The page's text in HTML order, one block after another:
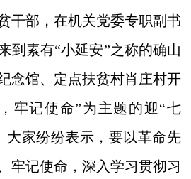
干部，在机关党委专职副书
到素有“小延安”之称的确山
念馆、定点扶贫村肖庄村开
牢记使命”为主题的迎“七
大家纷纷表示，要以革命先
牢记使命，深入学习贯彻习